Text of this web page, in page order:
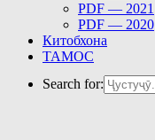
PDF — 2021
PDF — 2020
Китобхона
ТАМОС
Search for: